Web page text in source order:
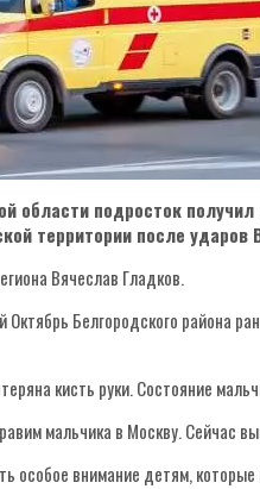
области подросток
территории после ударов
Вячеслав Гладков.
Белгородского района
кисть руки. Состояние
мальчика в Москву. Сейчас
особое внимание детям,